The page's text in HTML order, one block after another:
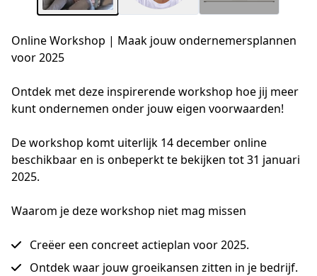
Online Workshop | Maak jouw ondernemersplannen
voor 2025
Ontdek met deze inspirerende workshop hoe jij meer
kunt ondernemen onder jouw eigen voorwaarden!
De workshop komt uiterlijk 14 december online
beschikbaar en is onbeperkt te bekijken tot 31 januari
2025.
Waarom je deze workshop niet mag missen
Creëer een concreet actieplan voor 2025.
Ontdek waar jouw groeikansen zitten in je bedrijf.